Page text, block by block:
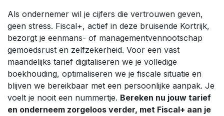
Als ondernemer wil je cijfers die vertrouwen geven,
geen stress. Fiscal+, actief in deze bruisende Kortrijk,
bezorgt je eenmans- of managementvennootschap
gemoedsrust en zelfzekerheid. Voor een vast
maandelijks tarief digitaliseren we je volledige
boekhouding, optimaliseren we je fiscale situatie en
blijven we bereikbaar met een persoonlijke aanpak. Je
voelt je nooit een nummertje. Bereken nu jouw tarief
en onderneem zorgeloos verder, met Fiscal+ aan je